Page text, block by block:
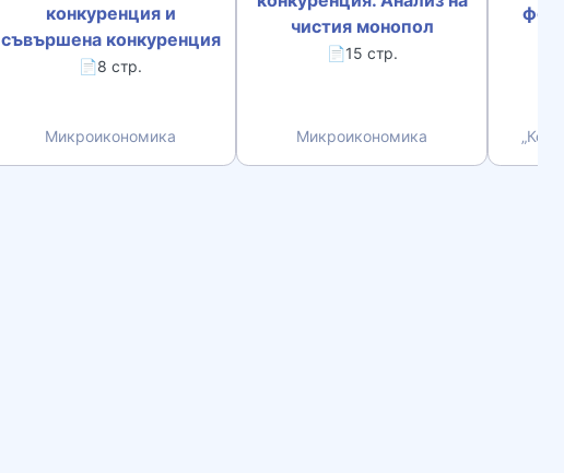
конкуренция и
съвършена конкуренция
📄8 стр.
Микроикономика
чистия монопол
📄15 стр.
Микроикономика